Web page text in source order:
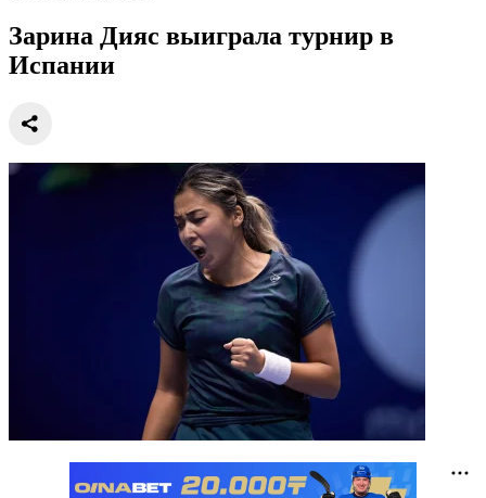
Зарина Дияс выиграла турнир в
Испании